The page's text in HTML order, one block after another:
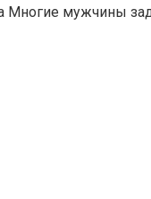
Многие мужчины